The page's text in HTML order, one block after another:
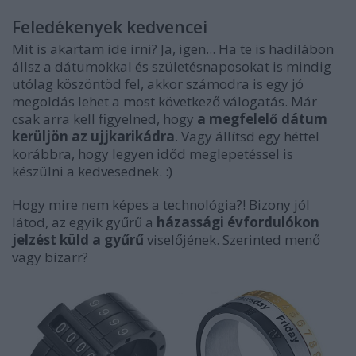
Feledékenyek kedvencei
Mit is akartam ide írni? Ja, igen... Ha te is hadilábon
állsz a dátumokkal és születésnaposokat is mindig
utólag köszöntöd fel, akkor számodra is egy jó
megoldás lehet a most következő válogatás. Már
csak arra kell figyelned, hogy a megfelelő dátum
kerüljön az ujjkarikádra. Vagy állítsd egy héttel
korábbra, hogy legyen időd meglepetéssel is
készülni a kedvesednek. :)
Hogy mire nem képes a technológia?! Bizony jól
látod, az egyik gyűrű a házassági évfordulókon
jelzést küld a gyűrű viselőjének. Szerinted menő
vagy bizarr?